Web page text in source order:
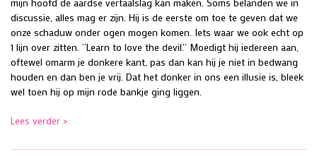
discussie, alles mag er zijn. Hij is de eerste om toe te geven dat we
onze schaduw onder ogen mogen komen. Iets waar we ook echt op
1 lijn over zitten. “Learn to love the devil.” Moedigt hij iedereen aan,
oftewel omarm je donkere kant, pas dan kan hij je niet in bedwang
houden en dan ben je vrij. Dat het donker in ons een illusie is, bleek
wel toen hij op mijn rode bankje ging liggen.
Lees verder >